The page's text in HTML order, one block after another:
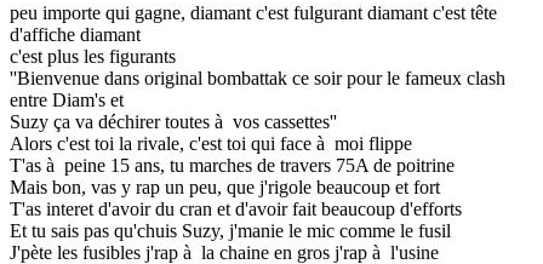
peu importe qui gagne, diamant c'est fulgurant diamant c'est tête
d'affiche diamant
c'est plus les figurants
''Bienvenue dans original bombattak ce soir pour le fameux clash
entre Diam's et
Suzy ça va déchirer toutes à vos cassettes''
Alors c'est toi la rivale, c'est toi qui face à moi flippe
T'as à peine 15 ans, tu marches de travers 75A de poitrine
Mais bon, vas y rap un peu, que j'rigole beaucoup et fort
T'as interet d'avoir du cran et d'avoir fait beaucoup d'efforts
Et tu sais pas qu'chuis Suzy, j'manie le mic comme le fusil
J'pète les fusibles j'rap à la chaine en gros j'rap à l'usine